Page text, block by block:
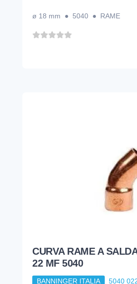
ø 18 mm ● 5040 ● RAME
CURVA RAME A
22 MF 5040
BANNINGER ITALIA 5040